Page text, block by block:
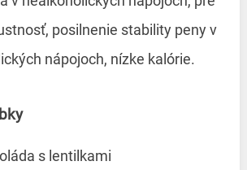
posilnenie stability peny v
nápojoch, nízke kalórie.
s lentilkami